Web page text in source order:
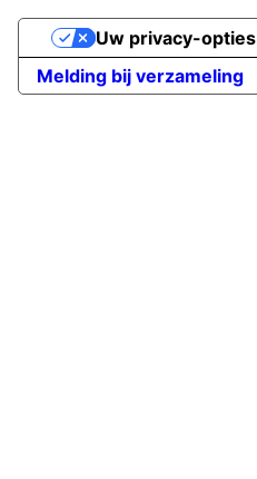
Melding bij verzameling
Uw privacy-opties